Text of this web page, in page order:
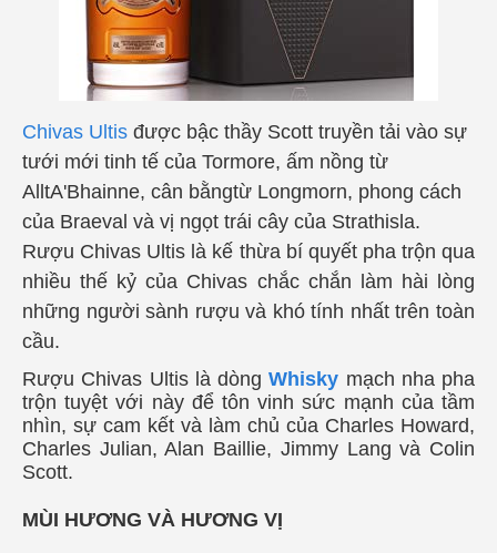
Chivas Ultis được bậc thầy Scott truyền tải vào sự
tưới mới tinh tế của Tormore, ấm nồng từ
AlltA'Bhainne, cân bằngtừ Longmorn, phong cách
của Braeval và vị ngọt trái cây của Strathisla.
Rượu Chivas Ultis là kế thừa bí quyết pha trộn qua
nhiều thế kỷ của Chivas chắc chắn làm hài lòng
những người sành rượu và khó tính nhất trên toàn
cầu.
Rượu Chivas Ultis là dòngWhisky mạch nha pha
trộn tuyệt với này để tôn vinh sức mạnh của tầm
nhìn, sự cam kết và làm chủ của Charles Howard,
Charles Julian, Alan Baillie, Jimmy Lang và Colin
Scott.
MÙI HƯƠNG VÀ HƯƠNG VỊ